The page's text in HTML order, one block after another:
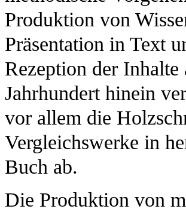
Produktion von
Präsentation in Text
Rezeption der Inhalte
Jahrhundert hinein
vor allem die
Vergleichswerke in
Buch ab.
Die Produktion von